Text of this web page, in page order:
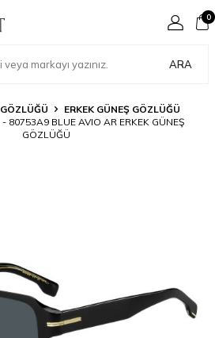
ARA
0
ERKEK GÜNEŞ GÖZLÜĞÜ
80753A9 BLUE AVIO AR ERKEK GÜNEŞ
GÖZLÜĞÜ